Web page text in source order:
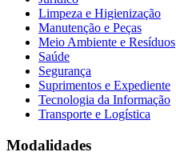
Limpeza e Higienização
Manutenção e Peças
Meio Ambiente e Resíduos
Saúde
Segurança
Suprimentos e Expediente
Tecnologia da Informação
Transporte e Logística
Modalidades